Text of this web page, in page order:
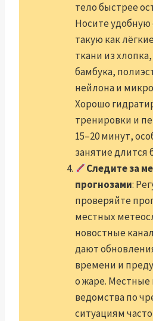
тело быстрее
Носите
такую как
ткани из
бамбука,
нейлона и
Хорошо
тренировки и
15–20 минут,
занятие длится
Следите за
прогнозами:
проверяйте
местных
новостные
дают
времени и
о жаре. Местные
ведомства по
ситуациям